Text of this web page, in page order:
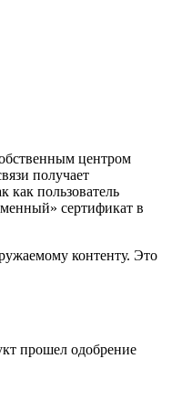
центром
получает
как пользователь
сертификат в
контенту. Это
прошел одобрение